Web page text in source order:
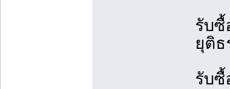
รับซื้
ยุติธ
รับซื้